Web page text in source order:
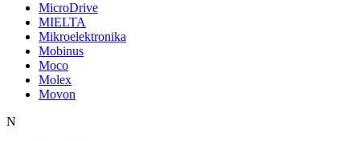
MicroDrive
MIELTA
Mikroelektronika
Mobinus
Moco
Molex
Movon
N